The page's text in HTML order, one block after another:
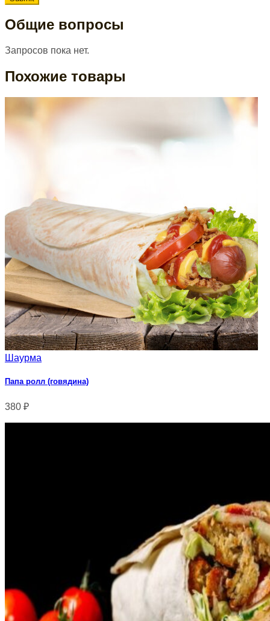
Общие вопросы
Запросов пока нет.
Похожие товары
Шаурма
Папа ролл (говядина)
380 ₽